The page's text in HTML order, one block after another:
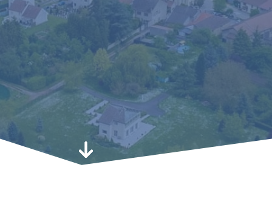
Permis de construire numériques ; c’est parti en 2022 !
Aller au contenu suivant, à votre service